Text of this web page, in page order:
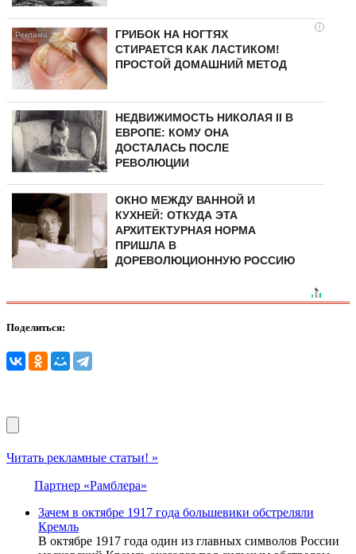
i
ГРИБОК НА НОГТЯХ
СТИРАЕТСЯ КАК ЛАСТИКОМ!
ПРОСТОЙ ДОМАШНИЙ МЕТОД
НЕДВИЖИМОСТЬ НИКОЛАЯ II В
ЕВРОПЕ: КОМУ ОНА
ДОСТАЛАСЬ ПОСЛЕ
РЕВОЛЮЦИИ
ОКНО МЕЖДУ ВАННОЙ И
КУХНЕЙ: ОТКУДА ЭТА
АРХИТЕКТУРНАЯ НОРМА
ПРИШЛА В
ДОРЕВОЛЮЦИОННУЮ РОССИЮ
Поделиться:
Читать рекламные статьи! »
Партнер «Рамблера»
Зачем в октябре 1917 года большевики обстреляли
Кремль
В октябре 1917 года один из главных символов России